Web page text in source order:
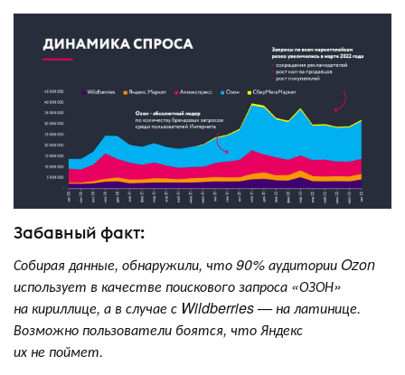
Забавный факт:
Собирая данные, обнаружили, что 90% аудитории Ozon
использует в качестве поискового запроса «ОЗОН»
на кириллице, а в случае с Wildberries — на латинице.
Возможно пользователи боятся, что Яндекс
их не поймет.